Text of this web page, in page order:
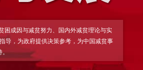
困成因与减贫努力、国内外减贫理论与实
导，为政府提供决策参考，为中国减贫事
。